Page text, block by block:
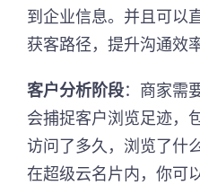
到企业信息。并且可以
获客路径，提升沟通效率
客户分析阶段：商家需
会捕捉客户浏览足迹，
访问了多久，浏览了什
在超级云名片内，你可